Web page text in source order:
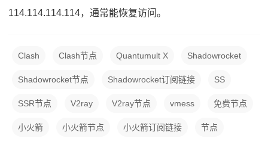
114.114.114.114，通常能恢复访问。
Clash Clash节点 Quantumult X Shadowrocket
Shadowrocket节点 Shadowrocket订阅链接 SS
SSR节点 V2ray V2ray节点 vmess 免费节点
小火箭 小火箭节点 小火箭订阅链接 节点